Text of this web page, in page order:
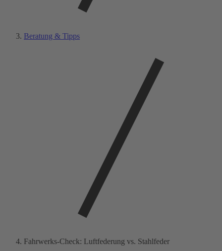
Beratung & Tipps
Fahrwerks-Check: Luftfederung vs. Stahlfeder